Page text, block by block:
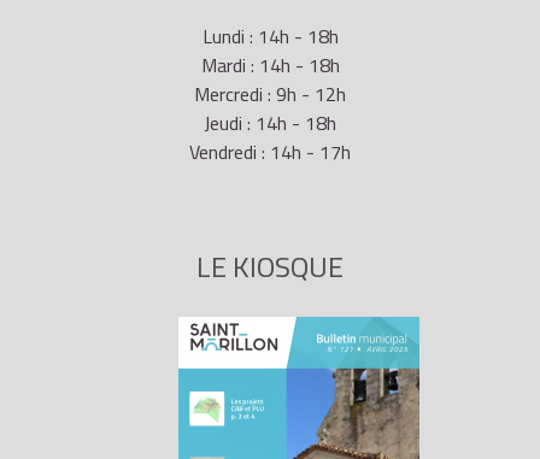
Lundi : 14h - 18h
Mardi : 14h - 18h
Mercredi : 9h - 12h
Jeudi : 14h - 18h
Vendredi : 14h - 17h
LE KIOSQUE